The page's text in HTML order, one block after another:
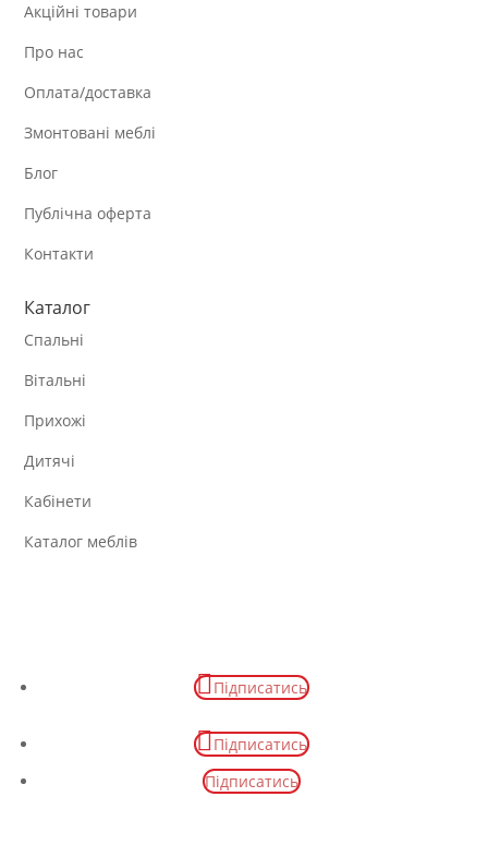
Акційні товари
Про нас
Оплата/доставка
Змонтовані меблі
Блог
Публічна оферта
Контакти
Каталог
Спальні
Вітальні
Прихожі
Дитячі
Кабінети
Каталог меблів
Підписатись
Підписатись
Підписатись